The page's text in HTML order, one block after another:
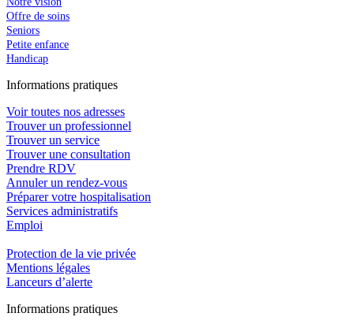
Offre de soins
Seniors
Petite enfance
Handicap
Informations pratiques
Voir toutes nos adresses
Trouver un professionnel
Trouver un service
Trouver une consultation
Prendre RDV
Annuler un rendez-vous
Préparer votre hospitalisation
Services administratifs
Emploi​
Protection de la vie privée
Mentions légales
Lanceurs d’alerte
Informations pratiques